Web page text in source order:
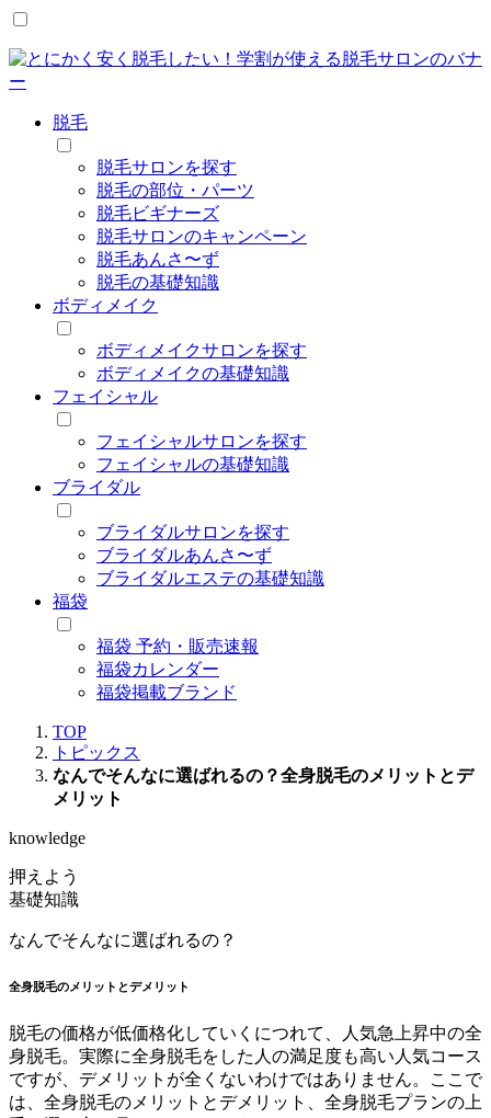
脱毛
脱毛サロンを探す
脱毛の部位・パーツ
脱毛ビギナーズ
脱毛サロンのキャンペーン
脱毛あんさ〜ず
脱毛の基礎知識
ボディメイク
ボディメイクサロンを探す
ボディメイクの基礎知識
フェイシャル
フェイシャルサロンを探す
フェイシャルの基礎知識
ブライダル
ブライダルサロンを探す
ブライダルあんさ〜ず
ブライダルエステの基礎知識
福袋
福袋 予約・販売速報
福袋カレンダー
福袋掲載ブランド
TOP
トピックス
なんでそんなに選ばれるの？全身脱毛のメリットとデ
メリット
knowledge
押えよう
基礎知識
なんでそんなに選ばれるの？
全身脱毛のメリットとデメリット
脱毛の価格が低価格化していくにつれて、人気急上昇中の全
身脱毛。実際に全身脱毛をした人の満足度も高い人気コース
ですが、デメリットが全くないわけではありません。ここで
は、全身脱毛のメリットとデメリット、全身脱毛プランの上